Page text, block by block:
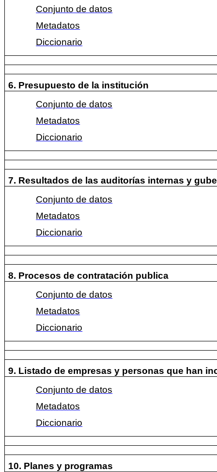
Conjunto de datos
Metadatos
Diccionario
6. Presupuesto de la institución
Conjunto de datos
Metadatos
Diccionario
7. Resultados de las auditorías internas y
Conjunto de datos
Metadatos
Diccionario
8. Procesos de contratación publica
Conjunto de datos
Metadatos
Diccionario
9. Listado de empresas y personas que han
Conjunto de datos
Metadatos
Diccionario
10. Planes y programas